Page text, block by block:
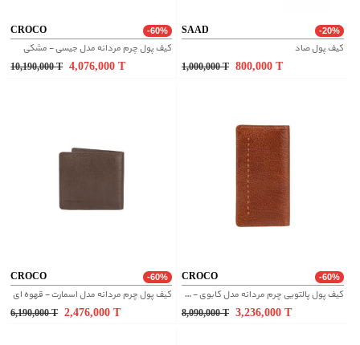
CROCO -60%
کیف پول چرم مردانه مدل جیسی - مشکی
10,190,000 T 4,076,000
SAAD -20%
کیف پول صاد
1,000,000 T 800,000
CROCO -60%
کیف پول چرم مردانه مدل اسمارت - قهوه ای
6,190,000 T 2,476,000
CROCO -60%
کیف پول پالتویی چرم مردانه مدل کابوی - عسلی
8,090,000 T 3,236,000